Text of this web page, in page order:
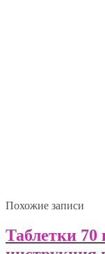
Похожие записи
Таблетки 70